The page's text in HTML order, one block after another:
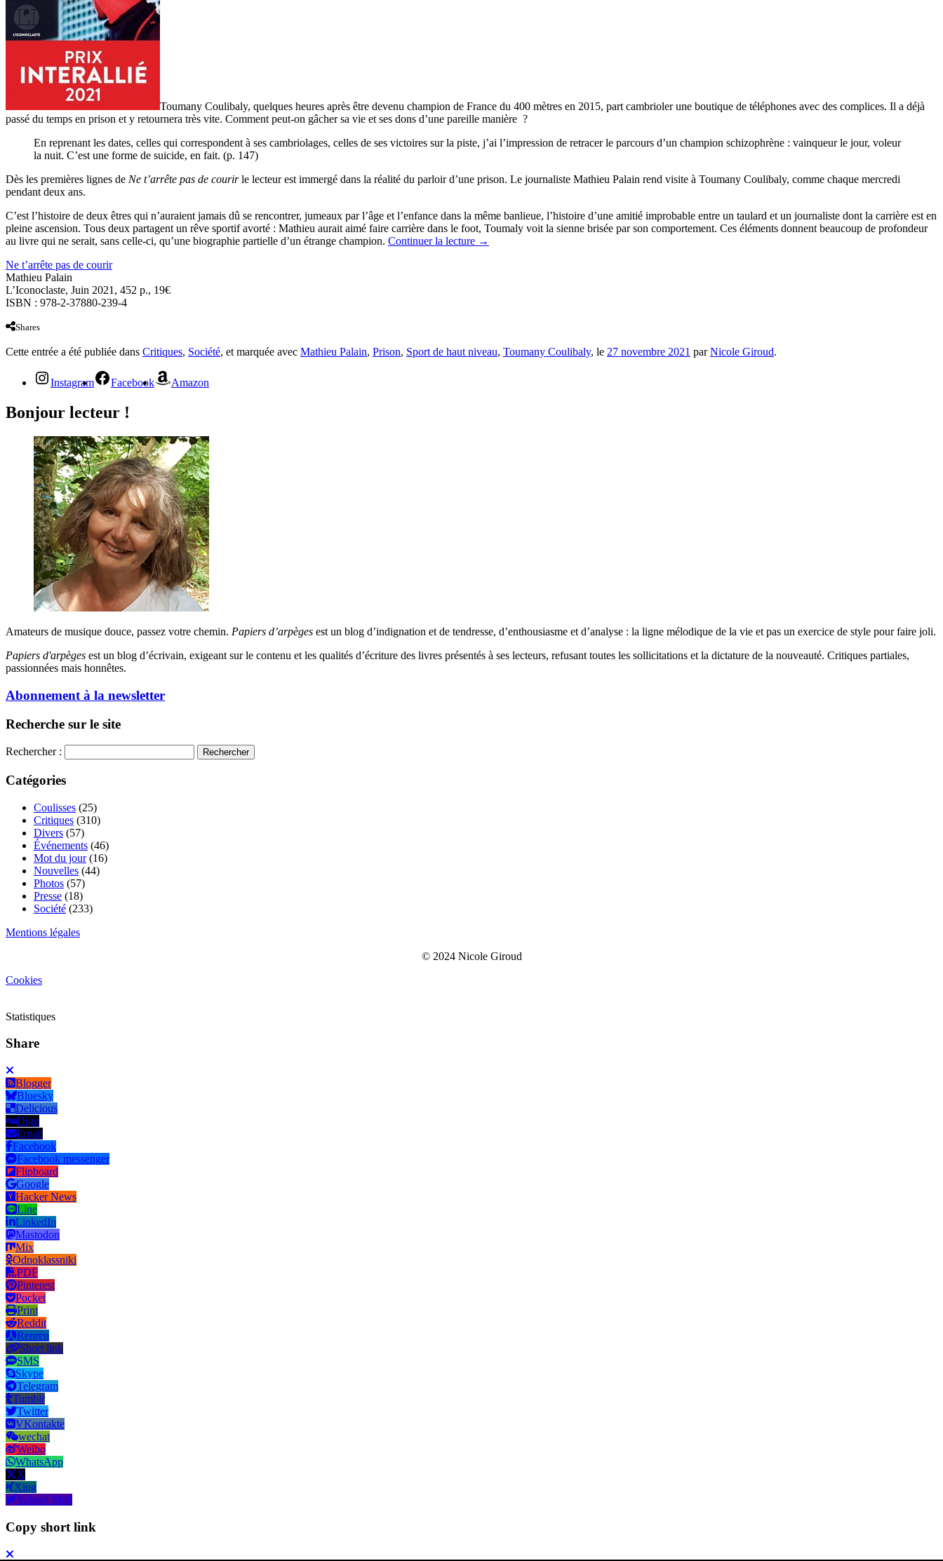
Toumany Coulibaly, quelques heures après être devenu champion de France du 400 mètres en 2015, part cambrioler une boutique de téléphones avec des complices. Il a déjà
passé du temps en prison et y retournera très vite. Comment peut-on gâcher sa vie et ses dons d’une pareille manière ?
En reprenant les dates, celles qui correspondent à ses cambriolages, celles de ses victoires sur la piste, j’ai l’impression de retracer le parcours d’un champion schizophrène : vainqueur le jour, voleur
la nuit. C’est une forme de suicide, en fait. (p. 147)
Dès les premières lignes de Ne t’arrête pas de courirle lecteur est immergé dans la réalité du parloir d’une prison. Le journaliste Mathieu Palain rend visite à Toumany Coulibaly, comme chaque mercredi
pendant deux ans.
C’est l’histoire de deux êtres qui n’auraient jamais dû se rencontrer, jumeaux par l’âge et l’enfance dans la même banlieue, l’histoire d’une amitié improbable entre un taulard et un journaliste dont la carrière est en
pleine ascension. Tous deux partagent un rêve sportif avorté : Mathieu aurait aimé faire carrière dans le foot, Toumaly voit la sienne brisée par son comportement. Ces éléments donnent beaucoup de profondeur
au livre qui ne serait, sans celle-ci, qu’une biographie partielle d’un étrange champion. Continuer la lecture →
Ne t’arrête pas de courir
Mathieu Palain
L’Iconoclaste, Juin 2021, 452 p., 19€
ISBN : 978-2-37880-239-4
Shares
Cette entrée a été publiée dans Critiques, Société, et marquée avec Mathieu Palain, Prison, Sport de haut niveau, Toumany Coulibaly, le 27 novembre 2021 parNicole Giroud.
Instagram Facebook Amazon
Bonjour lecteur !
Amateurs de musique douce, passez votre chemin. Papiers d’arpèges est un blog d’indignation et de tendresse, d’enthousiasme et d’analyse : la ligne mélodique de la vie et pas un exercice de style pour faire joli.
Papiers d'arpèges est un blog d’écrivain, exigeant sur le contenu et les qualités d’écriture des livres présentés à ses lecteurs, refusant toutes les sollicitations et la dictature de la nouveauté. Critiques partiales,
passionnées mais honnêtes.
Abonnement à la newsletter
Recherche sur le site
Rechercher :
Catégories
Coulisses (25)
Critiques (310)
Divers (57)
Événements (46)
Mot du jour(16)
Nouvelles (44)
Photos (57)
Presse (18)
Société (233)
Mentions légales
© 2024 Nicole Giroud
Cookies
Statistiques
Share
Blogger
Bluesky
Delicious
Digg
Email
Facebook
Facebook messenger
Flipboard
Google
Hacker News
Line
LinkedIn
Mastodon
Mix
Odnoklassniki
PDF
Pinterest
Pocket
Print
Reddit
Renren
Short link
SMS
Skype
Telegram
Tumblr
Twitter
VKontakte
wechat
Weibo
WhatsApp
X
Xing
Yahoo! Mail
Copy short link